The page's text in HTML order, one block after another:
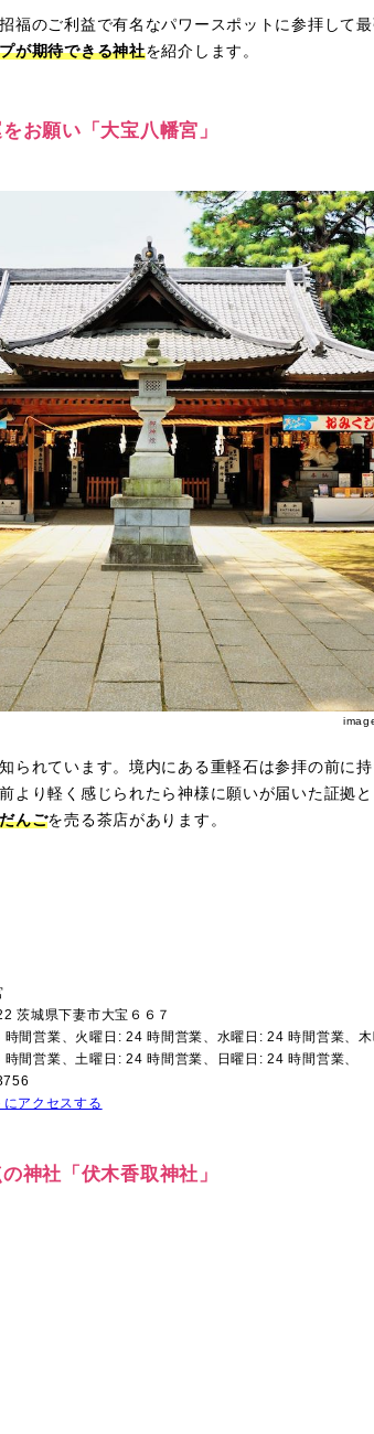
福のご利益で有名なパワースポットに参拝して
が期待できる神社を紹介します。
お願い「大宝八幡宮」
られています。境内にある重軽石は参拝の前に
より軽く感じられたら神様に願いが届いた証拠と
んごを売る茶店があります。
茨城県下妻市大宝６６７
時間営業、火曜日: 24 時間営業、水曜日: 24 時間営業、木
間営業、土曜日: 24 時間営業、日曜日: 24 時間営業、
アクセスする
神社「伏木香取神社」